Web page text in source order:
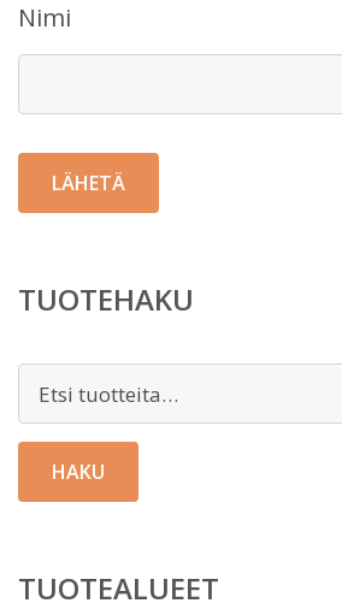
Nimi
TUOTEHAKU
HAKU
TUOTEALUEET